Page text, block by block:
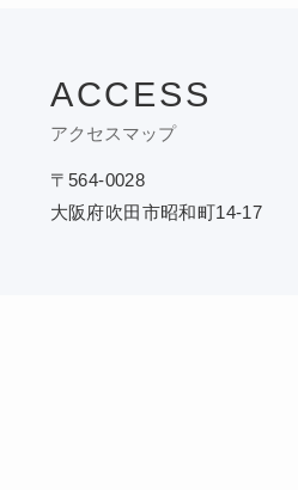
ACCESS
アクセスマップ
〒564-0028
大阪府吹田市昭和町14-17